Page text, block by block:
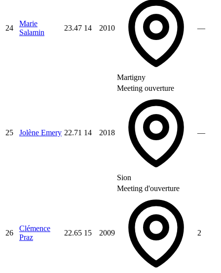
24
Marie
Salamin
23.47 14 2010
Martigny
—
25 Jolène Emery 22.71 14 2018
Meeting ouverture
Sion
—
26
Clémence
Praz
22.65 15 2009
Meeting d'ouverture
2